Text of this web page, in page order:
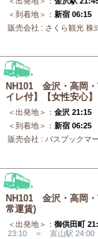
＜到着地＞： 新宿 06:15
販売会社 : さくら観光 株
NH101 金沢・高岡
イレ付】【女性安心】
＜出発地＞： 金沢 21:15
＜到着地＞： 新宿 06:25
販売会社 : バスブックマ
NH101 金沢・高岡
常運賃)
＜出発地＞： 御供田町
23:10 ＝ 富山駅 24:00